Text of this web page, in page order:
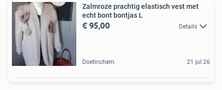
Zalmroze prachtig elastisch vest met
echt bont bontjas L
€ 95,00 Details
Doetinchem 21 jul 26